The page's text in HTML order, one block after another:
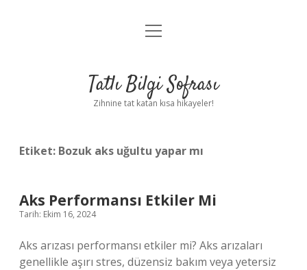
Anasayfa
Yasal Uyarı
menüyü
Tatlı Bilgi Sofrası
Zihnine tat katan kısa hikayeler!
Etiket: Bozuk aks uğultu yapar mı
Aks Performansı Etkiler Mi
Tarih: Ekim 16, 2024
Aks arızası performansı etkiler mi? Aks arızaları
genellikle aşırı stres, düzensiz bakım veya yetersiz